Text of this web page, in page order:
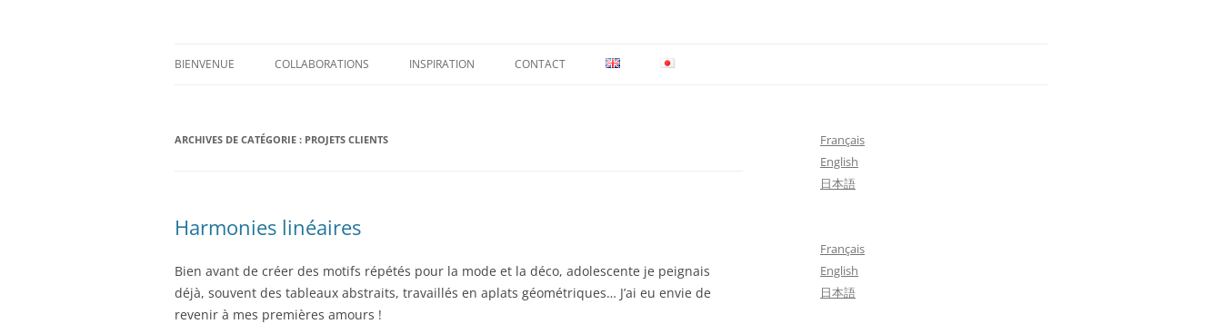
BIENVENUE COLLABORATIONS INSPIRATION CONTACT
ARCHIVES DE CATÉGORIE : PROJETS CLIENTS
Harmonies linéaires
Bien avant de créer des motifs répétés pour la mode et la déco, adolescente je peignais
déjà, souvent des tableaux abstraits, travaillés en aplats géométriques… J’ai eu envie de
revenir à mes premières amours !
Français
English
日本語
Français
English
日本語